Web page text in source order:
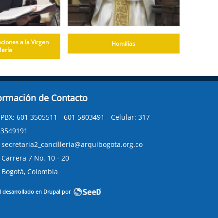
a la Virgen
Homilías
de Contacto
PBX: 601 3505511 - 601 5803491 - Celular: 317
3549191
secretaria2_cancilleria@arquibogota.org.co
Carrera 7 No. 10 - 20
Bogotá, Colombia
desarrollado en Drupal por